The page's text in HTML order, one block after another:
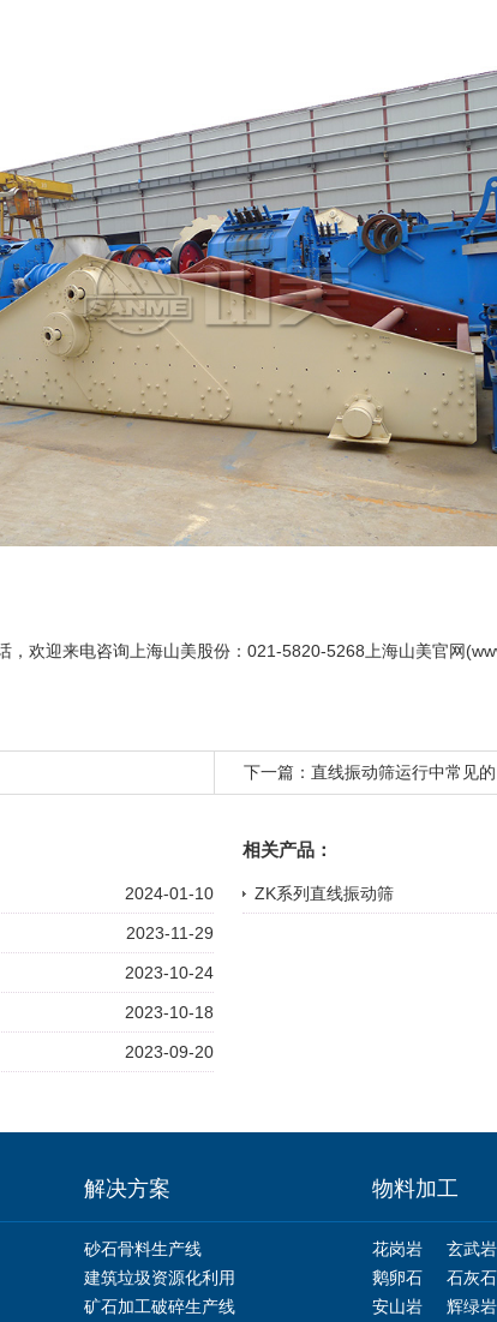
，欢迎来电咨询 上海山美股份 ：021-5820-5268上海山美官网
下一篇： 直线振动筛运行中常见
2024-01-10
2023-11-29
2023-10-24
2023-10-18
2023-09-20
相关产品：
ZK系列直线振动筛
解决方案 物料加工
砂石骨料生产线
建筑垃圾资源化利用
矿石加工破碎生产线
花岗岩
玄武岩
鹅卵石
石灰石
安山岩
辉绿岩